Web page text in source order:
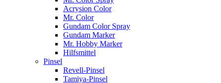
Acrysion Color
Mr. Color
Gundam Color Spray
Gundam Marker
Mr. Hobby Marker
Hilfsmittel
Pinsel
Revell-Pinsel
Tamiya-Pinsel